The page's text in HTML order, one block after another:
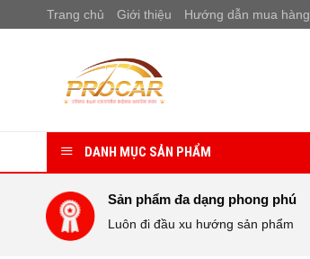
qua
Trang chủ Giới thiệu Hướng dẫn mua hàng
DANH MỤC SẢN PHẨM
Sản phẩm đa dạng phong phú
Luôn đi đầu xu hướng sản phẩm